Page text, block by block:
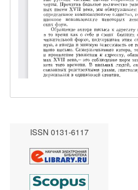
ISSN 0131-6117